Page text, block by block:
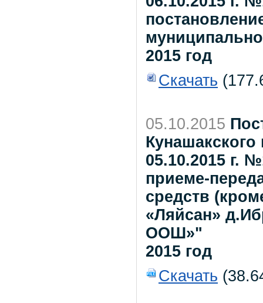
2015 год
Скачать
05.10.2015
05.10.2015 г.
приеме-
средств
«Ляйсан»
ООШ»"
2015 год
Скачать